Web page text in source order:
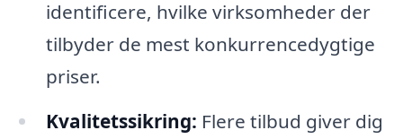
identificere, hvilke virksomheder der
tilbyder de mest konkurrencedygtige
priser.
Kvalitetssikring: Flere tilbud giver dig